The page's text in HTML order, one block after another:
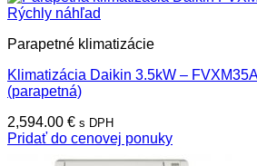
Rýchly náhľad
Parapetné klimatizácie
Klimatizácia Daikin 3.5kW –
(parapetná)
2,594.00 € s DPH
Pridať do cenovej ponuky